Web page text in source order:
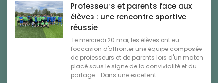
Professeurs et parents face aux
élèves : une rencontre sportive
réussie
Le mercredi 20 mai, les élèves ont eu
l'occasion d'affronter une équipe composée
de professeurs et de parents lors d'un match
placé sous le signe de la convivialité et du
partage. Dans une excellent ...